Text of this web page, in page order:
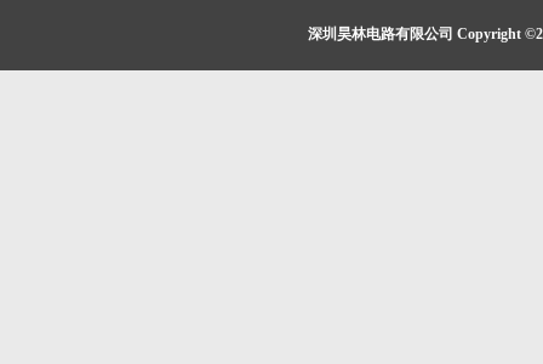
深圳昊林电路有限公司 Copyright